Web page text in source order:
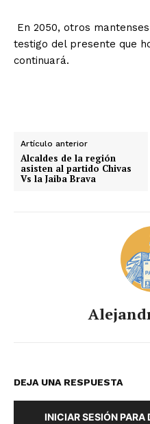
En 2050, otros
testigo del presente que
continuará.
Artículo anterior
Alcaldes de la región
asisten al partido Chivas
Vs la Jaiba Brava
DEJA UNA RESPUESTA
INICIAR SESIÓN